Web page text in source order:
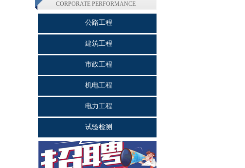
CORPORATE PERFORMANCE
公路工程
建筑工程
市政工程
机电工程
电力工程
试验检测